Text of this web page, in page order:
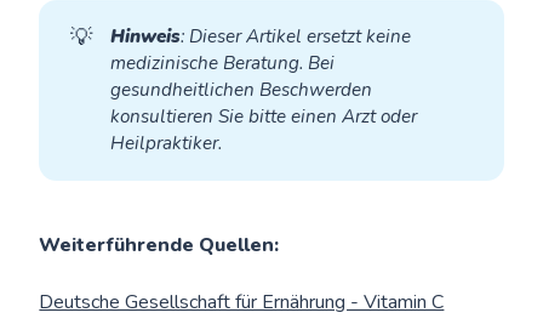
💡 Hinweis: Dieser Artikel ersetzt keine
medizinische Beratung. Bei
gesundheitlichen Beschwerden
konsultieren Sie bitte einen Arzt oder
Heilpraktiker.
Weiterführende Quellen:
Deutsche Gesellschaft für Ernährung - Vitamin C